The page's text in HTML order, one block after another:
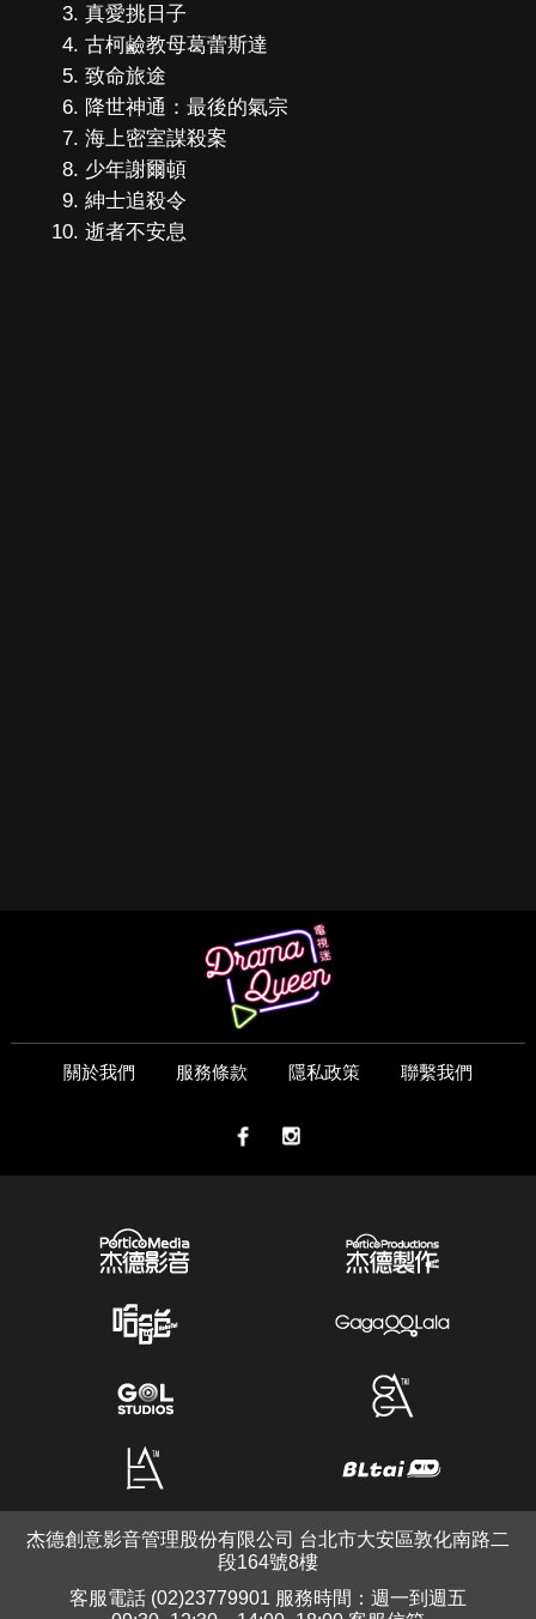
真愛挑日子
古柯鹼教母葛蕾斯達
致命旅途
降世神通：最後的氣宗
海上密室謀殺案
少年謝爾頓
紳士追殺令
逝者不安息
關於我們 服務條款 隱私政策 聯繫我們
杰德創意影音管理股份有限公司 台北市大安區敦化南路二
段164號8樓
客服電話 (02)23779901 服務時間：週一到週五